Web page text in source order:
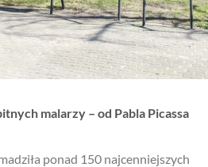
malarzy – od Pabla Picassa
ponad 150 najcenniejszych